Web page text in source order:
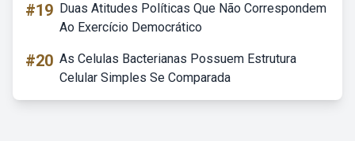
#19 Duas Atitudes Políticas Que Não Correspondem
Ao Exercício Democrático
#20 As Celulas Bacterianas Possuem Estrutura
Celular Simples Se Comparada